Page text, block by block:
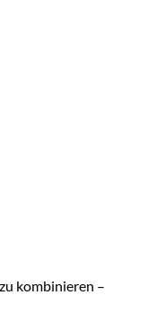
kombinieren –